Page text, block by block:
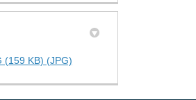
(159 KB) (JPG)